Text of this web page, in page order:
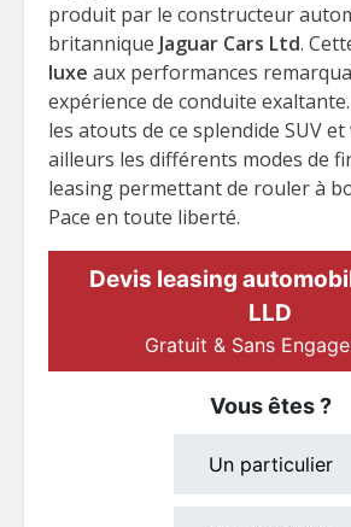
produit par le constructeur
britannique Jaguar Cars Ltd.
luxe aux performances
expérience de conduite
les atouts de ce splendide SUV
ailleurs les différents modes de
leasing permettant de rouler à
Pace en toute liberté.